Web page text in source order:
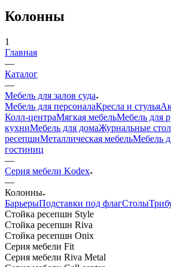
Колонны
1
Главная
—
Каталог
—
Мебель для залов суда
Мебель для персоналаКресла и стулья
Колл-центраМягкая мебельМебель для
кухниМебель для домаЖурнальные
ресепшнМеталлическая мебельМебель
гостиниц
—
Серия мебели Kodex
—
Колонны
БарьерыПодставки под флагСтолы
Стойка ресепшн Style
Стойка ресепшн Riva
Стойка ресепшн Onix
Серия мебели Fit
Серия мебели Riva Metal